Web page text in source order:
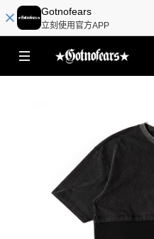
Gotnofears
立刻使用官方APP